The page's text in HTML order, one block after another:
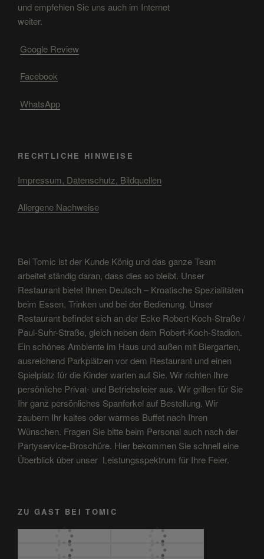
und empfehlen Sie uns auch im Internet
weiter.
Google Review
Facebook
WhatsApp
RECHTLICHE HINWEISE
Impressum, Datenschutz, Bildquellen
Allergene Nachweise
Bei Tomic ist der Kunde König und das ganze Team
arbeitet ständig daran, dass dies so bleibt. Unser
Restaurant bietet Ihnen Deutsch – Kroatische Spezialitäten
beim Essen, Trinken und bei der Bedienung. Unser
Restaurant befindet sich an der Ecke Robert-Koch-Straße /
Paul-Suhr-Straße, gleich neben dem Robert-Koch-Stadion.
Ein schönes Ambiente im Haus und außen mit Biergarten,
ausreichend Parkplätzen vor dem Restaurant und einen
Spielplatz für die Kinder warten auf Sie. Wir richten Ihre
persönliche Privat- und Betriebsfeier aus. Wir grillen für Sie
Ihr ganz persönliches Spanferkel auf Bestellung. Wir
zaubern Ihr kaltes oder warmes Buffet nach Ihren
Wünschen. Fragen Sie bitte beim Personal auch nach der
Partyservice-Broschüre. Hier bekommen Sie schnell eine
Überblick über unser Leistungsspektrum für Ihre Feier.
ZU GAST BEI TOMIC